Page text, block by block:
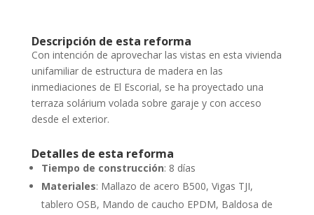
Descripción de esta reforma
Con intención de aprovechar las vistas en esta vivienda
unifamiliar de estructura de madera en las
inmediaciones de El Escorial, se ha proyectado una
terraza solárium volada sobre garaje y con acceso
desde el exterior.
Detalles de esta reforma
Tiempo de construcción: 8 días
Materiales: Mallazo de acero B500, Vigas TJI,
tablero OSB, Mando de caucho EPDM, Baldosa de